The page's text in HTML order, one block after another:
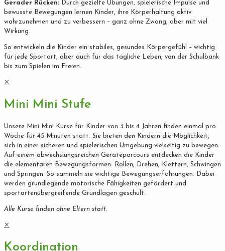
Gerader Rücken: Durch gezielte Übungen, spielerische Impulse und
bewusste Bewegungen lernen Kinder, ihre Körperhaltung aktiv
wahrzunehmen und zu verbessern – ganz ohne Zwang, aber mit viel
Wirkung.
So entwickeln die Kinder ein stabiles, gesundes Körpergefühl – wichtig
für jede Sportart, aber auch für das tägliche Leben, von der Schulbank
bis zum Spielen im Freien.
✕
Mini Mini Stufe
Unsere Mini Mini Kurse für Kinder von 3 bis 4 Jahren finden einmal pro
Woche für 45 Minuten statt. Sie bieten den Kindern die Möglichkeit,
sich in einer sicheren und spielerischen Umgebung vielseitig zu bewegen.
Auf einem abwechslungsreichen Geräteparcours entdecken die Kinder
die elementaren Bewegungsformen: Rollen, Drehen, Klettern, Schwingen
und Springen. So sammeln sie wichtige Bewegungserfahrungen. Dabei
werden grundlegende motorische Fähigkeiten gefördert und
sportartenübergreifende Grundlagen geschult.
Alle Kurse finden ohne Eltern statt.
✕
Koordination